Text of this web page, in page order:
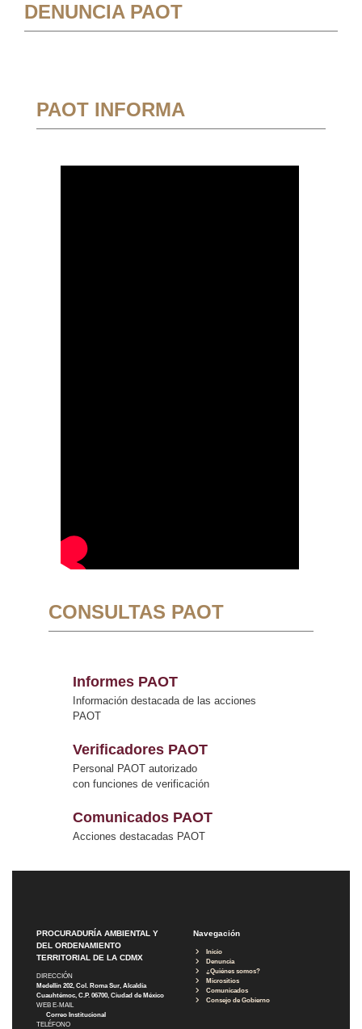
DENUNCIA PAOT
PAOT INFORMA
CONSULTAS PAOT
Informes PAOT
Información destacada de las acciones
PAOT
Verificadores PAOT
Personal PAOT autorizado
con funciones de verificación
Comunicados PAOT
Acciones destacadas PAOT
PROCURADURÍA AMBIENTAL Y
DEL ORDENAMIENTO
TERRITORIAL DE LA CDMX
DIRECCIÓN
Medellín 202, Col. Roma Sur, Alcaldía
Cuauhtémoc, C.P. 06700, Ciudad de México
WEB E-MAIL
Correo Institucional
TELÉFONO
Navegación
Inicio
Denuncia
¿Quiénes somos?
Micrositios
Comunicados
Consejo de Gobierno